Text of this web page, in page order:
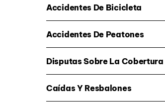
Accidentes De Bicicleta
Accidentes De Peatones
Disputas Sobre La Cobertura
Caídas Y Resbalones